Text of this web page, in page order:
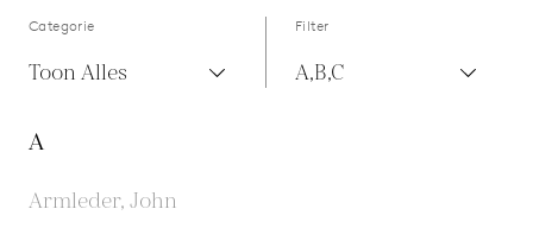
Categorie
Toon Alles
Filter
A,B,C
A
Armleder, John